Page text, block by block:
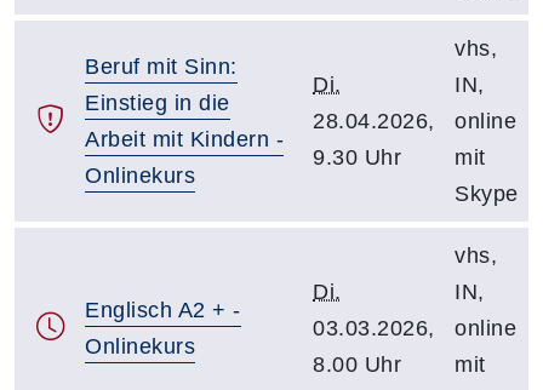
Beruf mit Sinn:
Einstieg in die
Arbeit mit Kindern -
Onlinekurs
Di.
28.04.2026,
9.30 Uhr
vhs,
IN,
online
mit
Skype
Englisch A2 + -
Onlinekurs
Di.
03.03.2026,
8.00 Uhr
vhs,
IN,
online
mit